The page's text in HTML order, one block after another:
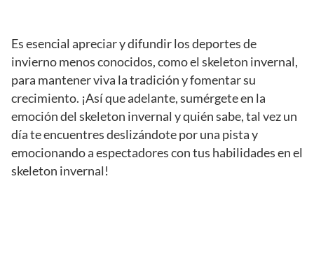
Es esencial apreciar y difundir los deportes de
invierno menos conocidos, como el skeleton invernal,
para mantener viva la tradición y fomentar su
crecimiento. ¡Así que adelante, sumérgete en la
emoción del skeleton invernal y quién sabe, tal vez un
día te encuentres deslizándote por una pista y
emocionando a espectadores con tus habilidades en el
skeleton invernal!